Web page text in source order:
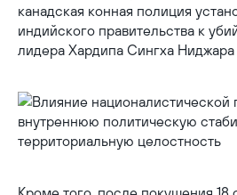
канадская конная полиция
индийского правительства к
лидера Хардипа Сингха Ниджара